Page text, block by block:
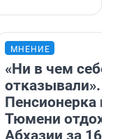
МНЕНИЕ
«Ни в чем себе
отказывали».
Пенсионерка
Тюмени
Абхазии за